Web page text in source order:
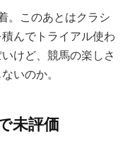
。このあとはクラシ
んでトライアル使わ
けど、競馬の楽しさ
いのか。
未評価